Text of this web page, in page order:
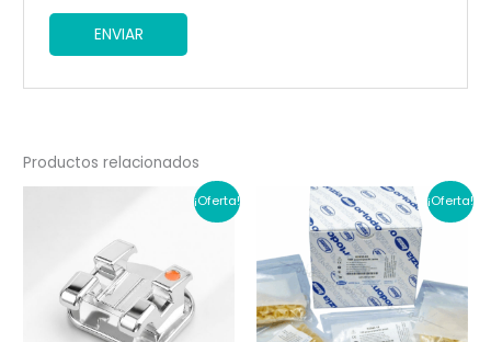
Productos relacionados
¡Oferta! ¡Oferta!